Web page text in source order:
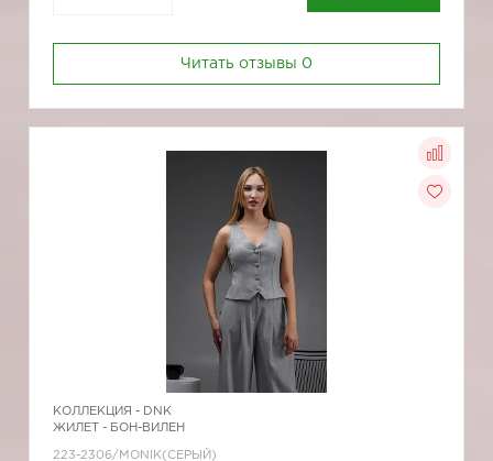
Читать отзывы 0
КОЛЛЕКЦИЯ - DNK
ЖИЛЕТ - БОН-ВИЛЕН
223-2306/MONIK(СЕРЫЙ)